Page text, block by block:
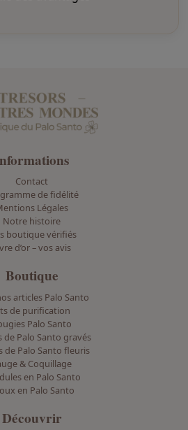
Contact
de fidélité
Légales
Notre histoire
boutique vérifiés
d’or – vos avis
Boutique
articles Palo Santo
de purification
Palo Santo
de Palo Santo gravés
de Palo Santo fleuris
& Coquillage
en Palo Santo
en Palo Santo
Découvrir